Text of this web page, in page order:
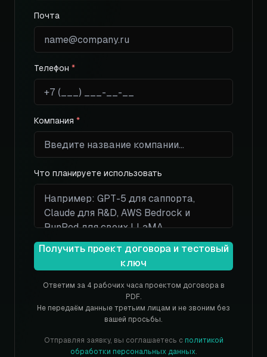
Почта
Телефон *
Компания *
Что планируете использовать
Получить проект договора и тестовый
ключ
Ответим за 4 рабочих часа проектом договора в
PDF.
Не передаём данные третьим лицам и не звоним без
вашей просьбы.
Отправляя заявку, вы соглашаетесь с политикой
обработки персональных данных.